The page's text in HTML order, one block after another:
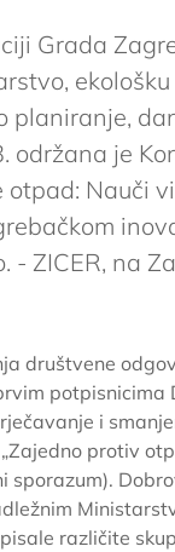
Grada
planiranje,
održana je
otpad: Nauči
- ZICER, na
društvene
potpisnicima
i
protiv
sporazum).
različite